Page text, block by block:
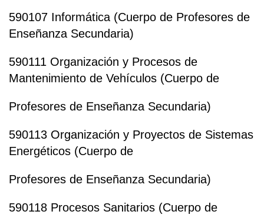
590107 Informática (Cuerpo de Profesores de
Enseñanza Secundaria)
590111 Organización y Procesos de
Mantenimiento de Vehículos (Cuerpo de
Profesores de Enseñanza Secundaria)
590113 Organización y Proyectos de Sistemas
Energéticos (Cuerpo de
Profesores de Enseñanza Secundaria)
590118 Procesos Sanitarios (Cuerpo de